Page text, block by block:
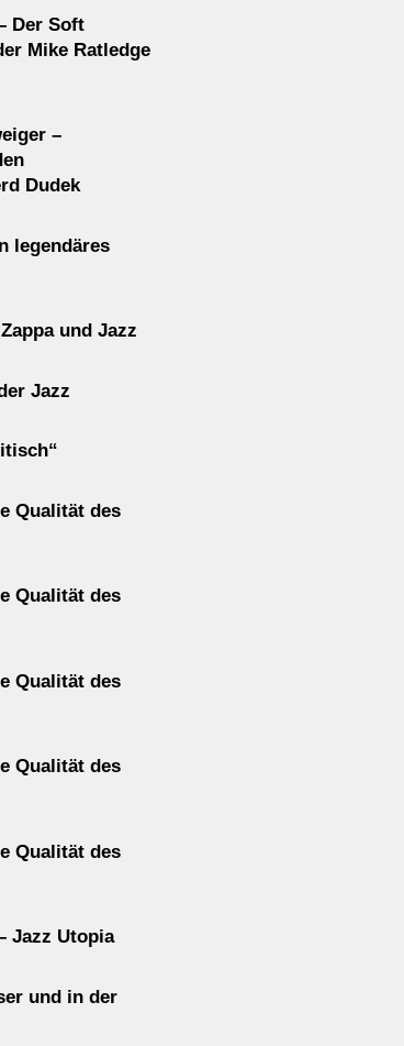
Der Soft
Mike Ratledge
–
Dudek
legendäres
und Jazz
Jazz
Qualität des
Qualität des
Qualität des
Qualität des
Qualität des
Jazz Utopia
und in der